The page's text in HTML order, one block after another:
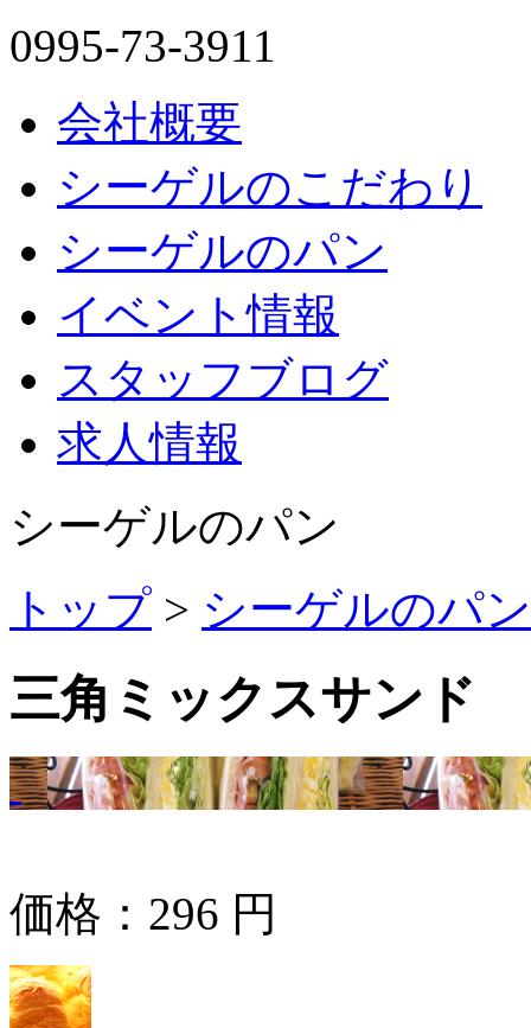
0995-73-3911
会社概要
シーゲルのこだわり
シーゲルのパン
イベント情報
スタッフブログ
求人情報
シーゲルのパン
トップ > シーゲルのパン
三角ミックスサンド
価格： 296 円